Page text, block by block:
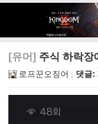
[유머] 주식 하락장
로프꾼오징어 댓글: